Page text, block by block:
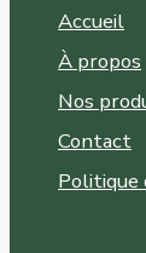
Accueil
À propos
Nos
Contact
Politique